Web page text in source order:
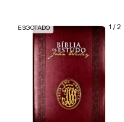
1 /2
ESGOTADO